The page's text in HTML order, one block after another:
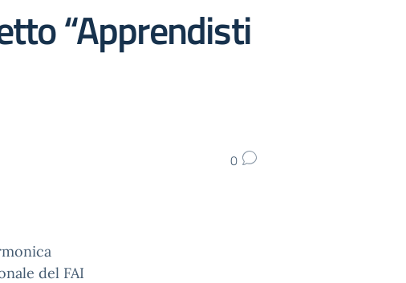
“Apprendisti
0
del FAI